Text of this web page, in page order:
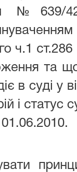
№639/
ч.1
та
в суді у
і статус
01.06.2010.